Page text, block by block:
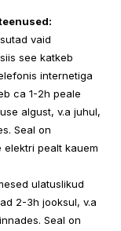
vaid
see katkeb
internetiga
ca 1-2h peale
algust, v.a juhul,
Seal on
elektri pealt kauem
ulatuslikud
2-3h jooksul, v.a
Seal on